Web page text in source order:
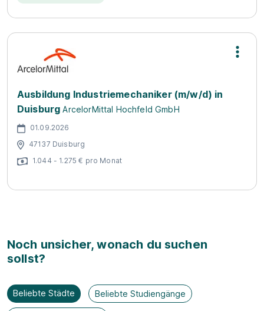
Ausbildung Industriemechaniker (m/w/d) in
Duisburg ArcelorMittal Hochfeld GmbH
01.09.2026
47137 Duisburg
1.044 - 1.275 € pro Monat
Noch unsicher, wonach du suchen
sollst?
Beliebte Städte Beliebte Studiengänge